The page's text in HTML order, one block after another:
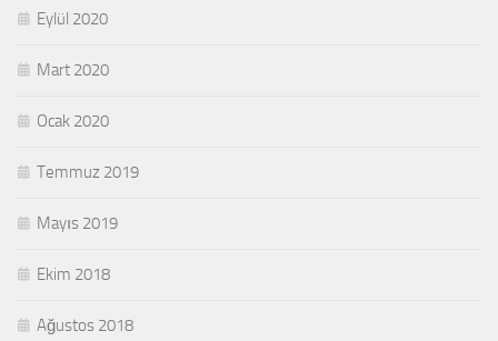
Eylül 2020
Mart 2020
Ocak 2020
Temmuz 2019
Mayıs 2019
Ekim 2018
Ağustos 2018